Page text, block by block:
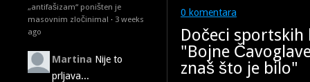
„antifašizam“ poništen je
masovnim zločinima! · 3 weeks
ago
Martina Nije to
prljava...
0 komentara
Dočeci sportskih
"Bojne
znaš što je bilo"